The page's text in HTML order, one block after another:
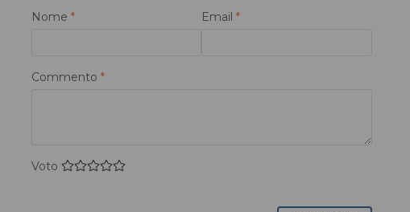
Nome * Email*
Commento *
Voto